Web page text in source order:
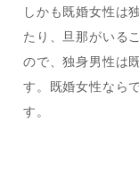
しかも既婚女性は
たり、旦那がいる
ので、独身男性は
す。既婚女性なら
す。